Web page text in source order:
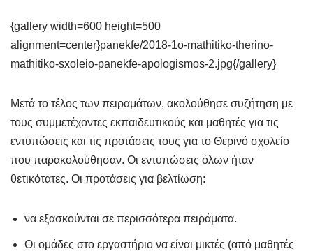
{gallery width=600 height=500
alignment=center}panekfe/2018-1o-mathitiko-therino-
mathitiko-sxoleio-panekfe-apologismos-2.jpg{/gallery}
Μετά το τέλος των πειραμάτων, ακολούθησε συζήτηση με
τους συμμετέχοντες εκπαιδευτικούς και μαθητές για τις
εντυπώσεις και τις προτάσεις τους για το Θερινό σχολείο
που παρακολούθησαν. Οι εντυπώσεις όλων ήταν
θετικότατες. Οι προτάσεις για βελτίωση:
να εξασκούνται σε περισσότερα πειράματα.
Οι ομάδες στο εργαστήριο να είναι μικτές (από μαθητές